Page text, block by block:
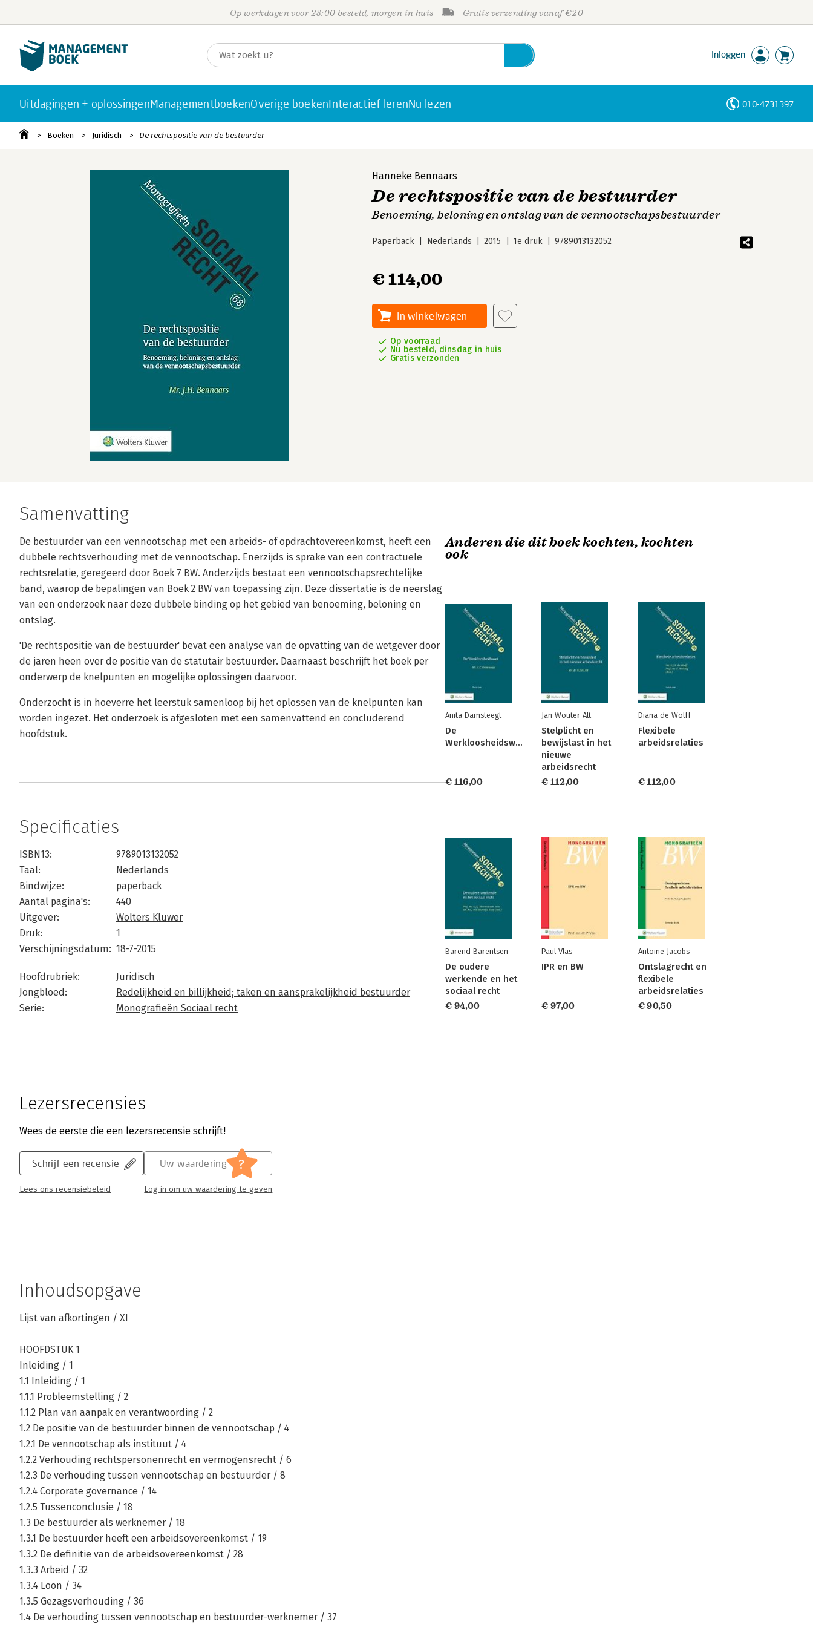
Op werkdagen voor 23:00 besteld, morgen in huis Gratis verzending vanaf €20
Inloggen
Uitdagingen + oplossingenManagementboekenOverige boekenInteractief lerenNu lezen 010-4731397
Boeken Juridisch De rechtspositie van de bestuurder
Hanneke Bennaars
De rechtspositie van de bestuurder
Benoeming, beloning en ontslag van de vennootschapsbestuurder
Paperback Nederlands 2015 1e druk 9789013132052
€ 114,00
In winkelwagen
Op voorraad
Nu besteld, dinsdag in huis
Gratis verzonden
Samenvatting
De bestuurder van een vennootschap met een arbeids- of opdrachtovereenkomst, heeft een
dubbele rechtsverhouding met de vennootschap. Enerzijds is sprake van een contractuele
rechtsrelatie, geregeerd door Boek 7 BW. Anderzijds bestaat een vennootschapsrechtelijke
band, waarop de bepalingen van Boek 2 BW van toepassing zijn. Deze dissertatie is de neerslag
van een onderzoek naar deze dubbele binding op het gebied van benoeming, beloning en
ontslag.
'De rechtspositie van de bestuurder' bevat een analyse van de opvatting van de wetgever door
de jaren heen over de positie van de statutair bestuurder. Daarnaast beschrijft het boek per
onderwerp de knelpunten en mogelijke oplossingen daarvoor.
Onderzocht is in hoeverre het leerstuk samenloop bij het oplossen van de knelpunten kan
worden ingezet. Het onderzoek is afgesloten met een samenvattend en concluderend
hoofdstuk.
Specificaties
ISBN13:
9789013132052
Taal:
Nederlands
Bindwijze:
paperback
Aantal pagina's:
440
Uitgever:
Wolters Kluwer
Druk:
1
Verschijningsdatum: 18-7-2015
Hoofdrubriek:
Juridisch
Jongbloed:
Redelijkheid en billijkheid; taken en aansprakelijkheid bestuurder
Serie:
Monografieën Sociaal recht
Lezersrecensies
Wees de eerste die een lezersrecensie schrijft!
Schrijf een recensie
Lees ons recensiebeleid
Uw waardering ?
Log in om uw waardering te geven
Inhoudsopgave
Lijst van afkortingen / XI
HOOFDSTUK 1
Inleiding / 1
1.1 Inleiding / 1
1.1.1 Probleemstelling / 2
1.1.2 Plan van aanpak en verantwoording / 2
1.2 De positie van de bestuurder binnen de vennootschap / 4
1.2.1 De vennootschap als instituut / 4
1.2.2 Verhouding rechtspersonenrecht en vermogensrecht / 6
1.2.3 De verhouding tussen vennootschap en bestuurder / 8
1.2.4 Corporate governance / 14
1.2.5 Tussenconclusie / 18
1.3 De bestuurder als werknemer / 18
1.3.1 De bestuurder heeft een arbeidsovereenkomst / 19
1.3.2 De definitie van de arbeidsovereenkomst / 28
1.3.3 Arbeid / 32
1.3.4 Loon / 34
1.3.5 Gezagsverhouding / 36
1.4 De verhouding tussen vennootschap en bestuurder-werknemer / 37
Anderen die dit boek kochten, kochten
ook
Anita Damsteegt
De
Werkloosheidswet
€ 116,00
Jan Wouter Alt
Stelplicht en
bewijslast in het
nieuwe
arbeidsrecht
€ 112,00
Diana de Wolff
Flexibele
arbeidsrelaties
€ 112,00
Barend Barentsen
De oudere
werkende en het
sociaal recht
€ 94,00
Paul Vlas
IPR en BW
€ 97,00
Antoine Jacobs
Ontslagrecht en
flexibele
arbeidsrelaties
€ 90,50
Personen